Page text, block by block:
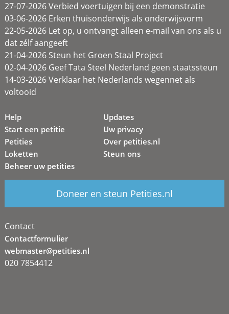
27-07-2026 Verbied voertuigen bij een demonstratie
03-06-2026 Erken thuisonderwijs als onderwijsvorm
22-05-2026 Let op, u ontvangt alleen e-mail van ons als u
dat zélf aangeeft
21-04-2026 Steun het Groen Staal Project
02-04-2026 Geef Tata Steel Nederland geen staatssteun
14-03-2026 Verklaar het Nederlands wegennet als
voltooid
Help
Start een petitie
Petities
Loketten
Beheer uw petities
Updates
Uw privacy
Over petities.nl
Steun ons
Doneer en steun Petities.nl
Contact
Contactformulier
webmaster@petities.nl
020 7854412